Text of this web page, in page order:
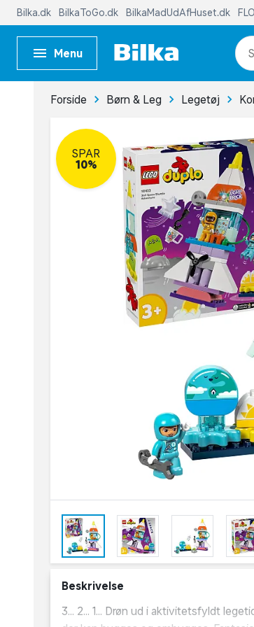
Bilka.dk BilkaToGo.dk BilkaMadUdAfHuset.dk
Menu
Forside Børn & Leg Legetøj
SPAR
10%
Beskrivelse
3... 2... 1... Drøn ud i aktivitetsfyldt